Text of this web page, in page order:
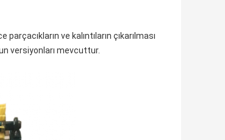
ve kalıntıların çıkarılması
versiyonları mevcuttur.